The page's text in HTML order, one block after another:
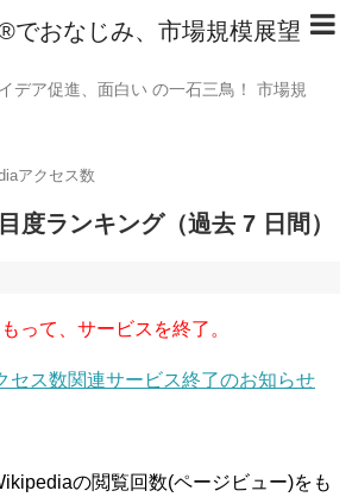
でおなじみ、市場規模展望
デア促進、面白い の一石三鳥！ 市場規
アクセス数
度ランキング（過去 7 日間）
って、サービスを終了。
セス数関連サービス終了のお知らせ
の閲覧回数(ページビュー)をも